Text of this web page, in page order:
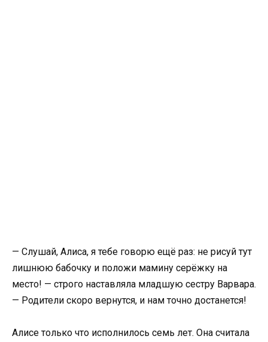
— Слушай, Алиса, я тебе говорю ещё раз: не рисуй тут
лишнюю бабочку и положи мамину серёжку на
место! — строго наставляла младшую сестру Варвара.
— Родители скоро вернутся, и нам точно достанется!
Алисе только что исполнилось семь лет. Она считала